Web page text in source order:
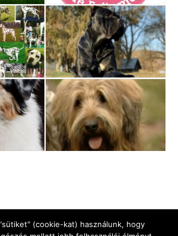
(cookie-kat) használunk, hogy